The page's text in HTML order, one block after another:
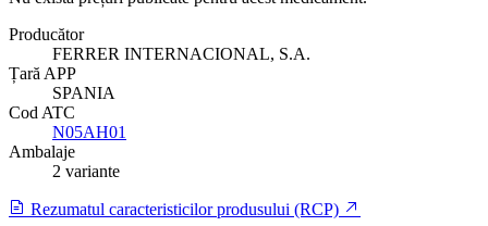
Producător
FERRER INTERNACIONAL, S.A.
Țară APP
SPANIA
Cod ATC
N05AH01
Ambalaje
2 variante
Rezumatul caracteristicilor produsului (RCP)